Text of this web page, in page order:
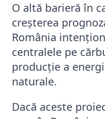
O altă barieră în
creșterea
România
centralele pe
producție a
naturale.
Dacă aceste